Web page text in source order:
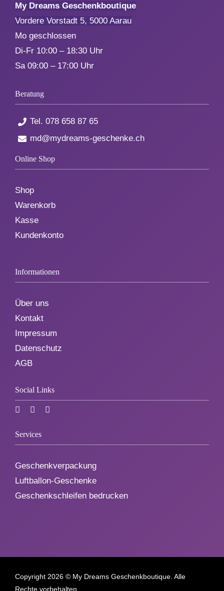
Über uns
My Dreams Geschenkboutique
Vordere Vorstadt 5, 5000 Aarau
Mo geschlossen
Di-Fr 10:00 – 18:30 Uhr
Sa 09:00 – 17:00 Uhr
Beratung
Tel. 078 658 87 65
md@mydreams-geschenke.ch
Online Shop
Shop
Warenkorb
Kasse
Kundenkonto
Informationen
Über uns
Kontakt
Impressum
Datenschutz
AGB
Social Links
Services
Geschenkverpackung
Luftballon-Geschenke
Geschenkschleifen bedrucken
Copyright 2026 © My Dreams Geschenkboutique. Alle
Rechte vorbehalten.